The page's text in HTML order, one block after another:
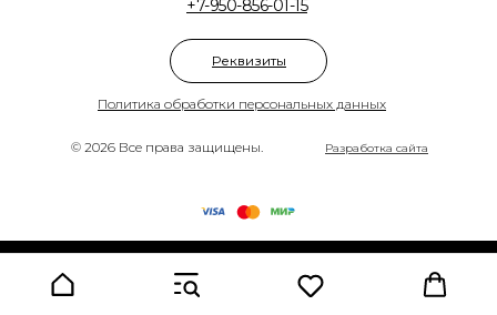
© 2026 Все права защищены.
Политика обработки персональных данных
+7-950-856-01-15
Разработка сайта
Реквизиты
Made on Tilda